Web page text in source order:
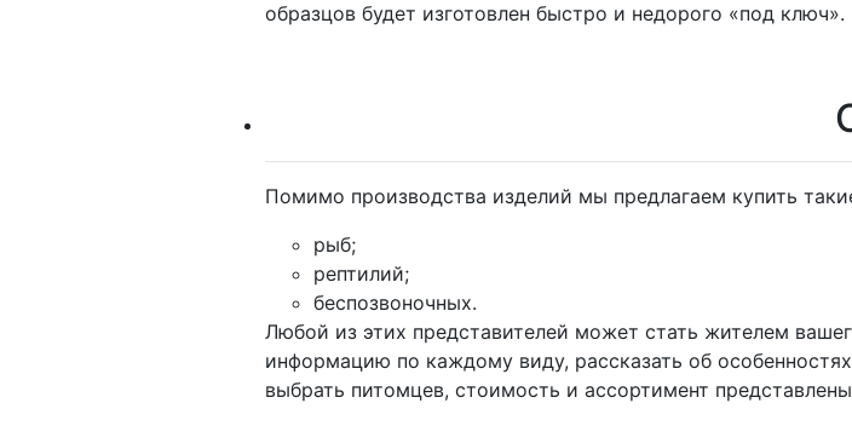
образцов будет изготовлен быстро и недорого «под
Помимо производства изделий мы предлагаем купить
рыб;
рептилий;
беспозвоночных.
Любой из этих представителей может стать жителем
информацию по каждому виду, рассказать об
выбрать питомцев, стоимость и ассортимент представлены